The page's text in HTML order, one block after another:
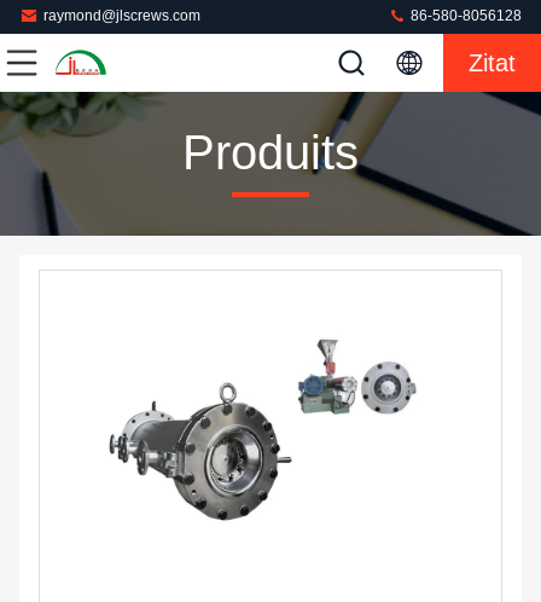
raymond@jlscrews.com 86-580-8056128
Zitat
Produits